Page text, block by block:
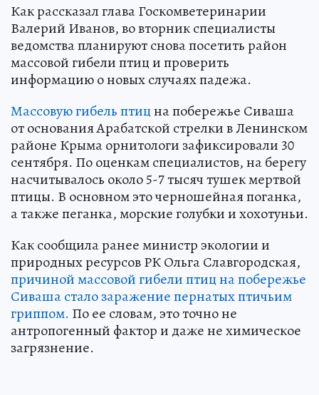
Как рассказал глава Госкомветеринарии
Валерий Иванов, во вторник специалисты
ведомства планируют снова посетить район
массовой гибели птиц и проверить
информацию о новых случаях падежа.
Массовую гибель птицна побережье Сиваша
от основания Арабатской стрелки в Ленинском
районе Крыма орнитологи зафиксировали 30
сентября. По оценкам специалистов, на берегу
насчитывалось около 5-7 тысяч тушек мертвой
птицы. В основном это черношейная поганка,
а также пеганка, морские голубки и хохотуньи.
Как сообщила ранее министр экологии и
природных ресурсов РК Ольга Славгородская,
причиной массовой гибели птиц на побережье
Сиваша стало заражение пернатых птичьим
гриппом. По ее словам, это точно не
антропогенный фактор и даже не химическое
загрязнение.